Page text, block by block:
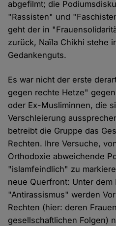
abgefilmt; die
"Rassisten" und
geht der in
zurück, Naïla Chikhi stehe
Gedankenguts.
Es war nicht der erste
gegen rechte Hetze"
oder Ex-Musliminnen, die
Verschleierung
betreibt die Gruppe das
Rechten. Ihre Versuche,
Orthodoxie abweichende
"islamfeindlich" zu
neue Querfront: Unter dem
"Antirassismus" werden
Rechten (hier: deren
gesellschaftlichen Folgen)